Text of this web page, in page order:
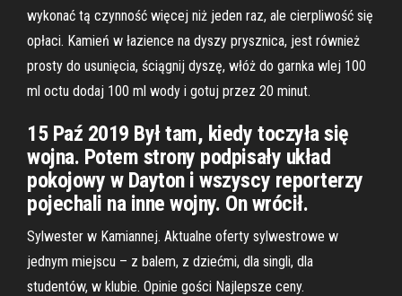
wykonać tą czynność więcej niż jeden raz, ale cierpliwość się
opłaci. Kamień w łazience na dyszy prysznica, jest również
prosty do usunięcia, ściągnij dyszę, włóż do garnka wlej 100
ml octu dodaj 100 ml wody i gotuj przez 20 minut.
15 Paź 2019 Był tam, kiedy toczyła się
wojna. Potem strony podpisały układ
pokojowy w Dayton i wszyscy reporterzy
pojechali na inne wojny. On wrócił.
Sylwester w Kamiannej. Aktualne oferty sylwestrowe w
jednym miejscu – z balem, z dziećmi, dla singli, dla
studentów, w klubie. Opinie gości Najlepsze ceny.